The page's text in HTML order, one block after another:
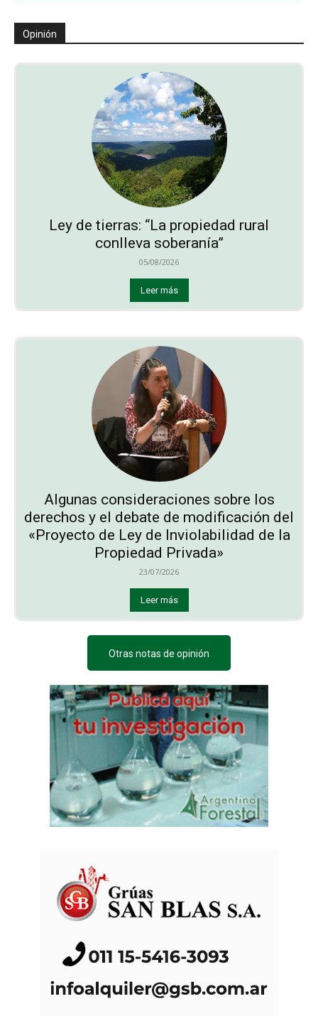
Opinión
Ley de tierras: “La propiedad rural
conlleva soberanía”
05/08/2026
Leer más
Algunas consideraciones sobre los
derechos y el debate de modificación del
«Proyecto de Ley de Inviolabilidad de la
Propiedad Privada»
23/07/2026
Leer más
Otras notas de opinión